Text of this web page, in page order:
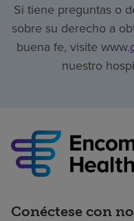
Si tiene preguntas o
sobre su derecho a
buena fe, visite www.
nuestro
Conéctese con